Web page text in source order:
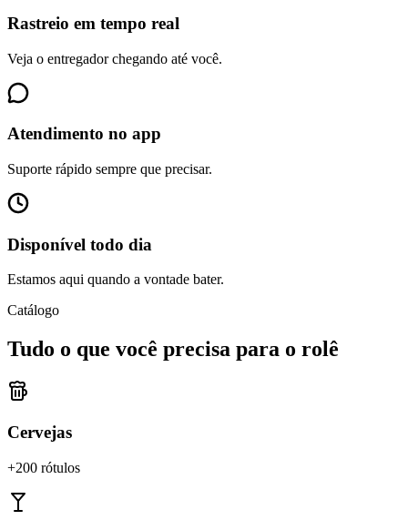
Rastreio em tempo real
Veja o entregador chegando até você.
Atendimento no app
Suporte rápido sempre que precisar.
Disponível todo dia
Estamos aqui quando a vontade bater.
Catálogo
Tudo o que você precisa para o rolê
Cervejas
+200 rótulos